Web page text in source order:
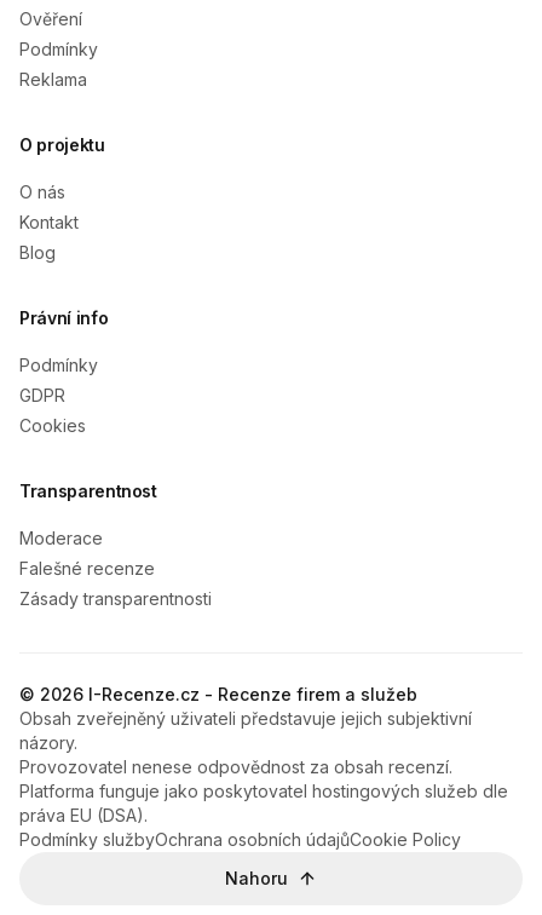
Ověření
Podmínky
Reklama
O projektu
O nás
Kontakt
Blog
Právní info
Podmínky
GDPR
Cookies
Transparentnost
Moderace
Falešné recenze
Zásady transparentnosti
© 2026 I-Recenze.cz - Recenze firem a služeb
Obsah zveřejněný uživateli představuje jejich subjektivní
názory.
Provozovatel nenese odpovědnost za obsah recenzí.
Platforma funguje jako poskytovatel hostingových služeb dle
práva EU (DSA).
Podmínky službyOchrana osobních údajůCookie Policy
Nahoru